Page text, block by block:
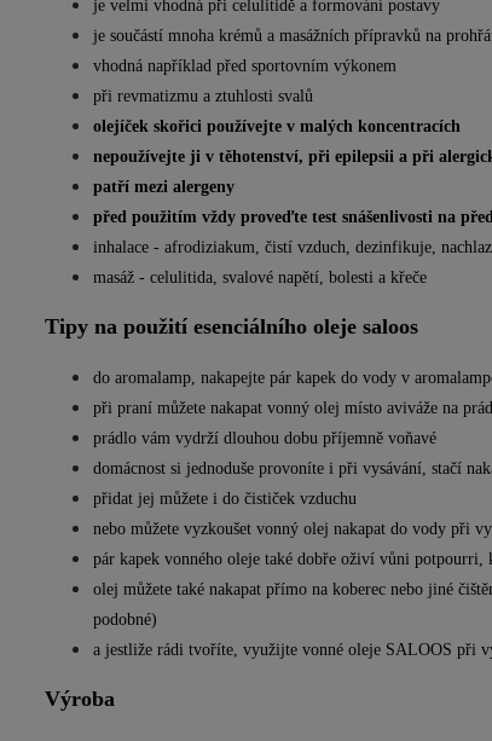
je velmi vhodná při celulitidě a formování postavy
je součástí mnoha krémů a ma­sážních přípravků na
vhodná například před sportovním výkonem
při revmatizmu a ztuhlosti svalů
olejíček skořici používejte v malých koncentracích
nepoužívejte ji v těhotenství, při epilepsii a při
patří mezi alergeny
před použitím vždy proveďte test snášen­livosti na
inhalace - afrodiziakum, čistí vzduch, dezinfikuje,
masáž - celulitida, svalové napětí, bolesti a křeče
Tipy na použití esenciálního oleje saloos
do aromalamp, nakapejte pár kapek do vody v
při praní můžete nakapat vonný olej místo aviváže na
prádlo vám vydrží dlouhou dobu příjemně voňavé
domácnost si jednoduše provoníte i při vysávání, stačí
přidat jej můžete i do čističek vzduchu
nebo můžete vyzkoušet vonný olej nakapat do vody při
pár kapek vonného oleje také dobře oživí vůni
olej můžete také nakapat přímo na koberec nebo jiné
podobné)
a jestliže rádi tvoříte, využijte vonné oleje SALOOS při
Výroba